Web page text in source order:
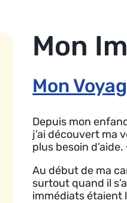
Mon
Mon
Depuis mon
j’ai découvert ma
plus besoin d’aide.
Au début de ma
surtout quand il
immédiats étaient